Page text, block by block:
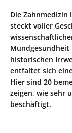
Die Zahnmedizin
steckt voller
historischen
entfaltet sich
Hier sind 20
zeigen, wie sehr
beschäftigt.